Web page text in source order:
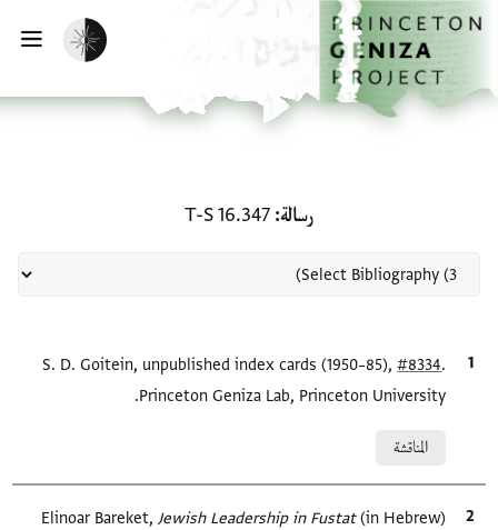
إلى المحتوى الرئيسي
الرئيسية
تفعيل الوضع المظلم
رسالة T-S 16.347
الاقتباس المرجعيS. D. Goitein, unpublished index cards (1950–85),#8334
Princeton Geniza Lab, Princeton University.
المناقشة
الاقتباس المرجعي Elinoar Bareket,Jewish Leadership in Fustat‎(in Hebrew)